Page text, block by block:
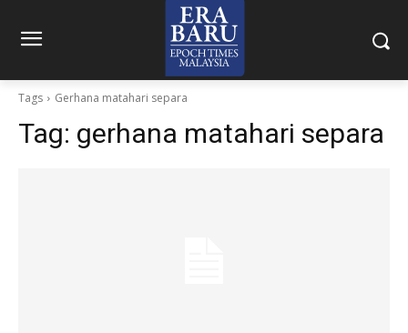
Tags Gerhana matahari separa
Tag: gerhana matahari separa